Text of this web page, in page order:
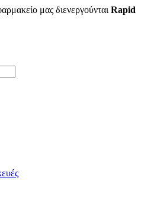
μας διενεργούνται Rapid